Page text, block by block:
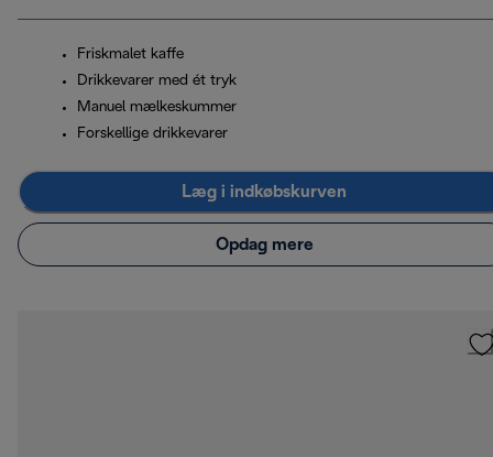
Friskmalet kaffe
Drikkevarer med ét tryk
Manuel mælkeskummer
Forskellige drikkevarer
Læg i indkøbskurven
Opdag mere